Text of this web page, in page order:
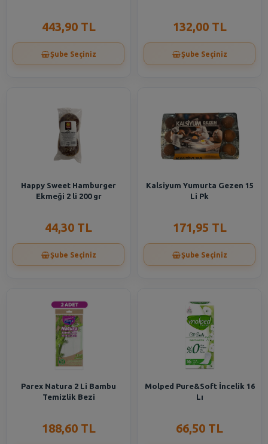
443,90 TL
Şube Seçiniz
132,00 TL
Şube Seçiniz
Happy Sweet Hamburger
Ekmeği 2 li 200 gr
44,30 TL
Şube Seçiniz
Kalsiyum Yumurta Gezen 15
Li Pk
171,95 TL
Şube Seçiniz
Parex Natura 2 Li Bambu
Temizlik Bezi
188,60 TL
Molped Pure&Soft İncelik 16
Lı
66,50 TL